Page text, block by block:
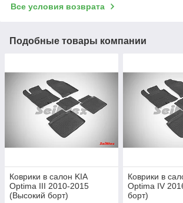
Все условия возврата
Подобные товары компании
Коврики в салон KIA
Optima III 2010-2015
(Высокий борт)
Коврики в
Optima IV
борт)